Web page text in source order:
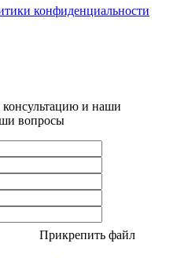
конфиденциальности
консультацию и наши
вопросы
Прикрепить файл